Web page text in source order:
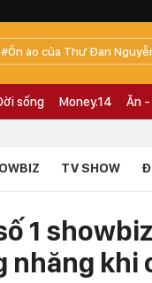
Ồn ào của Thư Đan
sống Money.14 Ăn
TV SHOW
1
nhăng khi